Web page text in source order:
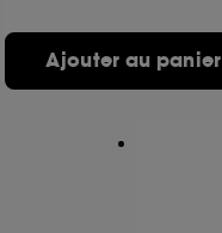
Ajouter au panier